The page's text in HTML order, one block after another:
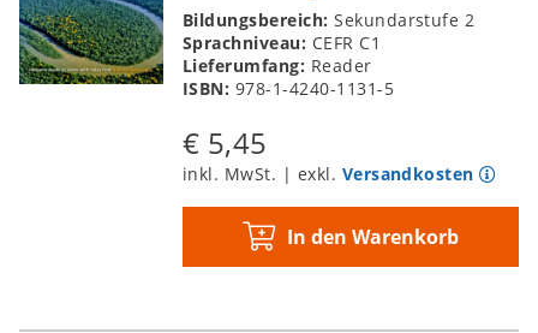
Bildungsbereich:Sekundarstufe 2
Sprachniveau: CEFR C1
Lieferumfang: Reader
ISBN: 978-1-4240-1131-5
€ 5,45
inkl. MwSt. | exkl. Versandkosten
In den Warenkorb